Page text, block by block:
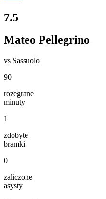
7.5
Mateo Pellegrino
vs Sassuolo
90
rozegrane
minuty
1
zdobyte
bramki
0
zaliczone
asysty